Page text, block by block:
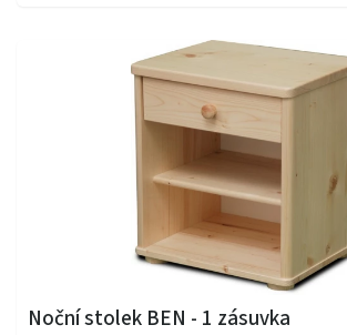
Noční stolek BEN - 1 zásuvka